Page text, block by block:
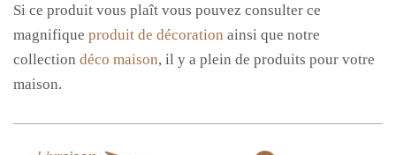
Si ce produit vous plaît vous pouvez consulter ce
magnifique produit de décoration ainsi que notre
collection déco maison, il y a plein de produits pour votre
maison.